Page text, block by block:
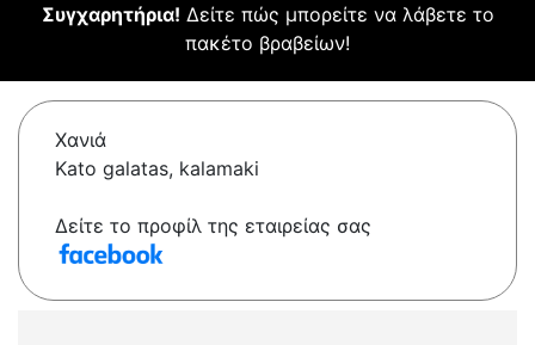
Συγχαρητήρια! Δείτε πώς μπορείτε να λάβετε το
πακέτο βραβείων!
Χανιά
Kato galatas, kalamaki
Δείτε το προφίλ της εταιρείας σας